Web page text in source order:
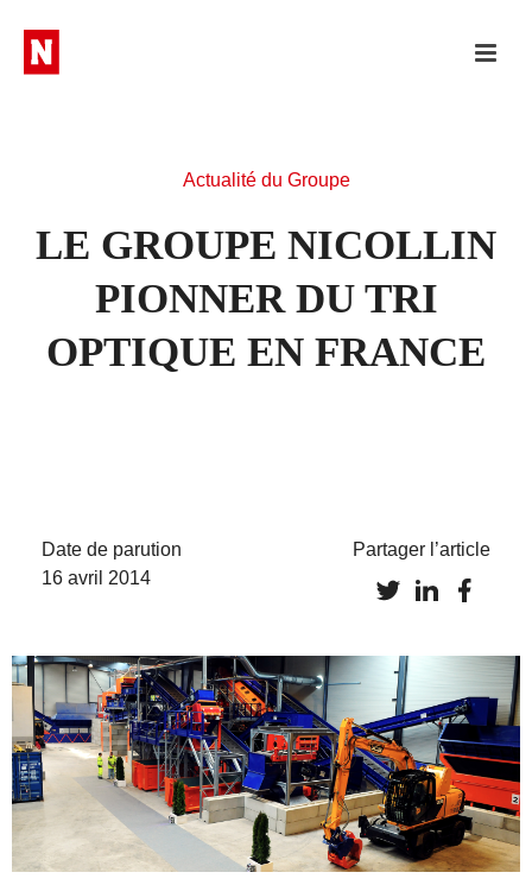
Actualité du Groupe
LE GROUPE NICOLLIN
PIONNER DU TRI
OPTIQUE EN FRANCE
Date de parution
16 avril 2014
Partager l’article